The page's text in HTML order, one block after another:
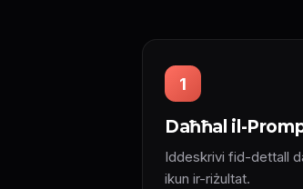
1
Daħħal il-
Iddeskrivi fid-dettall
ikun ir-riżultat.